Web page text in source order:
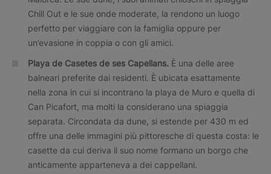
Chill Out e le sue onde moderate, la rendono un luogo
perfetto per viaggiare con la famiglia oppure per
un’evasione in coppia o con gli amici.
Playa de Casetes de ses Capellans. È una delle aree
balneari preferite dai residenti. È ubicata esattamente
nella zona in cui si incontrano la playa de Muro e quella di
Can Picafort, ma molti la considerano una spiaggia
separata. Circondata da dune, si estende per 430 m ed
offre una delle immagini più pittoresche di questa costa: le
casette da cui deriva il suo nome formano un borgo che
anticamente apparteneva a dei cappellani.